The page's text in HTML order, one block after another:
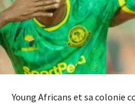
Young Africans et sa colonie